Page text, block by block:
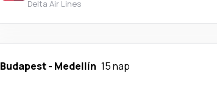
Delta Air Lines
Budapest- Medellín 15 nap